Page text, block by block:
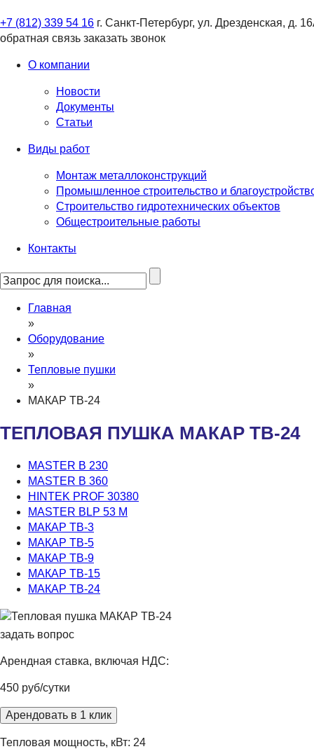
+7 (812) 339 54 16 г. Санкт-Петербург, ул. Дрезденская, д.
обратная связь заказать звонок
О компании
Новости
Документы
Статьи
Виды работ
Монтаж металлоконструкций
Промышленное строительство и
Строительство гидротехнических объектов
Общестроительные работы
Контакты
Главная
»
Оборудование
»
Тепловые пушки
»
МАКАР ТВ-24
ТЕПЛОВАЯ ПУШКА МАКАР ТВ-24
MASTER B 230
MASTER B 360
HINTEK PROF 30380
MASTER BLP 53 M
МАКАР ТВ-3
МАКАР ТВ-5
МАКАР ТВ-9
МАКАР ТВ-15
МАКАР ТВ-24
задать вопрос
Арендная ставка, включая НДС:
450 руб/сутки
Арендовать в 1 клик
Тепловая мощность, кВт: 24